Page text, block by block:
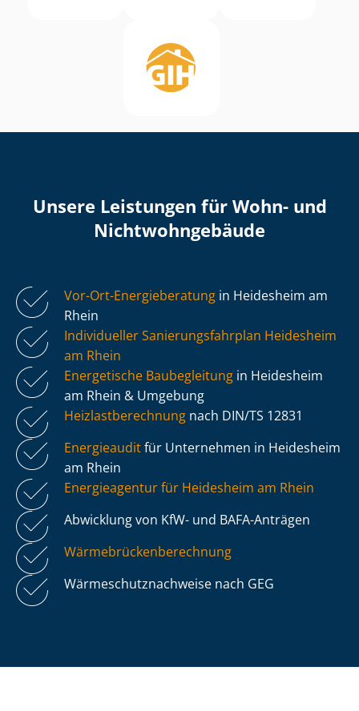
Unsere Leistungen für Wohn- und
Nicht­wohn­ge­bäu­de
Vor-Ort-Energieberatung in Heidesheim am
Rhein
Individueller Sa­nie­rungs­fahr­plan Heidesheim
am Rhein
Energetische Baubegleitung in Heidesheim
am Rhein & Umgebung
Heiz­last­be­rech­nung nach DIN/TS 12831
Energieauditfür Unternehmen in Heidesheim
am Rhein
Energieagentur für Heidesheim am Rhein
Abwicklung von KfW- und BAFA-Anträgen
Wär­me­brü­cken­be­rech­nung
Wär­me­schutz­nach­wei­se nach GEG